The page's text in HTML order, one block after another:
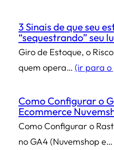
3 Sinais de que seu
“sequestrando” seu
Giro de Estoque, o
quem opera… (ir para o
Como Configurar o
Ecommerce
Como Configurar o
no GA4 (Nuvemshop e…